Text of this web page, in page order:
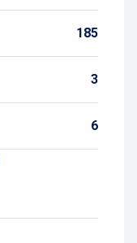
185
3
6